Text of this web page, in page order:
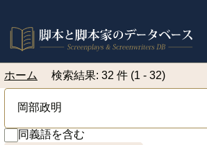
ホーム 検索結果: 32 件 (1 - 32)
同義語を含む